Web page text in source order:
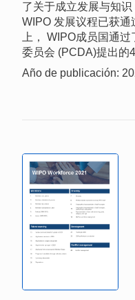
了关于成立发展与知识
WIPO 发展议程已获
上， WIPO成员国通
委员会 (PCDA)提出的
Año de publicación: